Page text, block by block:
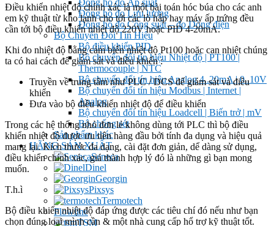
Đồng hồ đo Áp suất
Đồng hồ đo Lưu lượng
Đồng hồ đo Công suất – đo Dòng điện
Bộ Chuyển Đổi Tín Hiệu
Bộ điều khiển PID
Bộ chuyển đổi tín hiệu Nhiệt độ | PT100 |
Thermocouple | NTC
Bộ chuyển đổi tín hiệu Analog 4..20mA | 0..10V
Bộ chuyển đổi tín hiệu Modbus | Internet |
Analog
Bộ chuyển đổi tín hiệu Loadcell | Biến trở | mV
Bộ chống sét
Sản phẩm khác
HÃNG SẢN XUẤT
Seneca
Dinel
Georgin
Pixsys
Termotech
Flowline
TSM
Điều khiển nhiệt độ chính xác là một bài toán hóc búa cho các anh
em kỹ thuật từ kho lạnh cho tới các lò hấp hay máy ấp trứng đều
cần tới bộ điều khiển nhiệt độ 220V hoặc PID 4-20mA.
Khi đo nhiệt độ bằng cảm biến nhiệt độ Pt100 hoặc can nhiệt chúng
ta có hai cách để giám sát và điều khiển :
Truyền về trung tâm như PLC / DCS để giám sát và điều
khiển
Đưa vào bộ điều khiển nhiệt độ để điều khiển
Trong các hệ thống nhỏ đơn lẻ không dùng tới PLC thì bộ điều
khiển nhiệt độ được ưu tiên hàng đầu bởi tính đa dụng và hiệu quả
mang lại. Kích thước đa dạng, cài đặt đơn giản, dể dàng sử dụng,
điều khiển chính xác, giá thành hợp lý đó là những gì bạn mong
muốn.
T.h.ì
Bộ điều khiển nhiệt độ đáp ứng được các tiêu chí đó nếu như bạn
chọn đúng loại mình cần & một nhà cung cấp hổ trợ kỹ thuật tốt.